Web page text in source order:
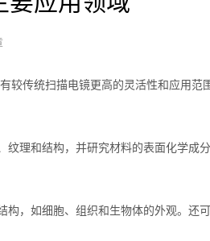
传统扫描电镜更高的灵活性和应用范
和结构，并研究材料的表面化学成分
如细胞、组织和生物体的外观。还可